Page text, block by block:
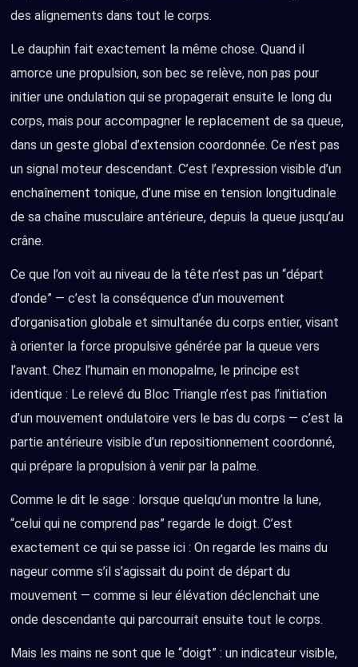
des alignements dans tout le corps.
Le dauphin fait exactement la même chose. Quand il
amorce une propulsion, son bec se relève, non pas pour
initier une ondulation qui se propagerait ensuite le long du
corps, mais pour accompagner le replacement de sa queue,
dans un geste global d’extension coordonnée. Ce n’est pas
un signal moteur descendant. C’est l’expression visible d’un
enchaînement tonique, d’une mise en tension longitudinale
de sa chaîne musculaire antérieure, depuis la queue jusqu’au
crâne.
Ce que l’on voit au niveau de la tête n’est pas un “départ
d’onde” — c’est la conséquence d’un mouvement
d’organisation globale et simultanée du corps entier, visant
à orienter la force propulsive générée par la queue vers
l’avant. Chez l’humain en monopalme, le principe est
identique : Le relevé du Bloc Triangle n’est pas l’initiation
d’un mouvement ondulatoire vers le bas du corps — c’est la
partie antérieure visible d’un repositionnement coordonné,
qui prépare la propulsion à venir par la palme.
Comme le dit le sage : lorsque quelqu’un montre la lune,
“celui qui ne comprend pas” regarde le doigt. C’est
exactement ce qui se passe ici : On regarde les mains du
nageur comme s’il s’agissait du point de départ du
mouvement — comme si leur élévation déclenchait une
onde descendante qui parcourrait ensuite tout le corps.
Mais les mains ne sont que le “doigt” : un indicateur visible,